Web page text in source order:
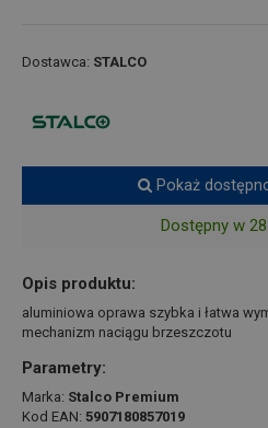
Dostawca: STALCO
Pokaż
Dostępny w
Opis produktu:
aluminiowa oprawa szybka i łatwa
mechanizm naciągu brzeszczotu
Parametry:
Marka: Stalco Premium
Kod EAN: 5907180857019